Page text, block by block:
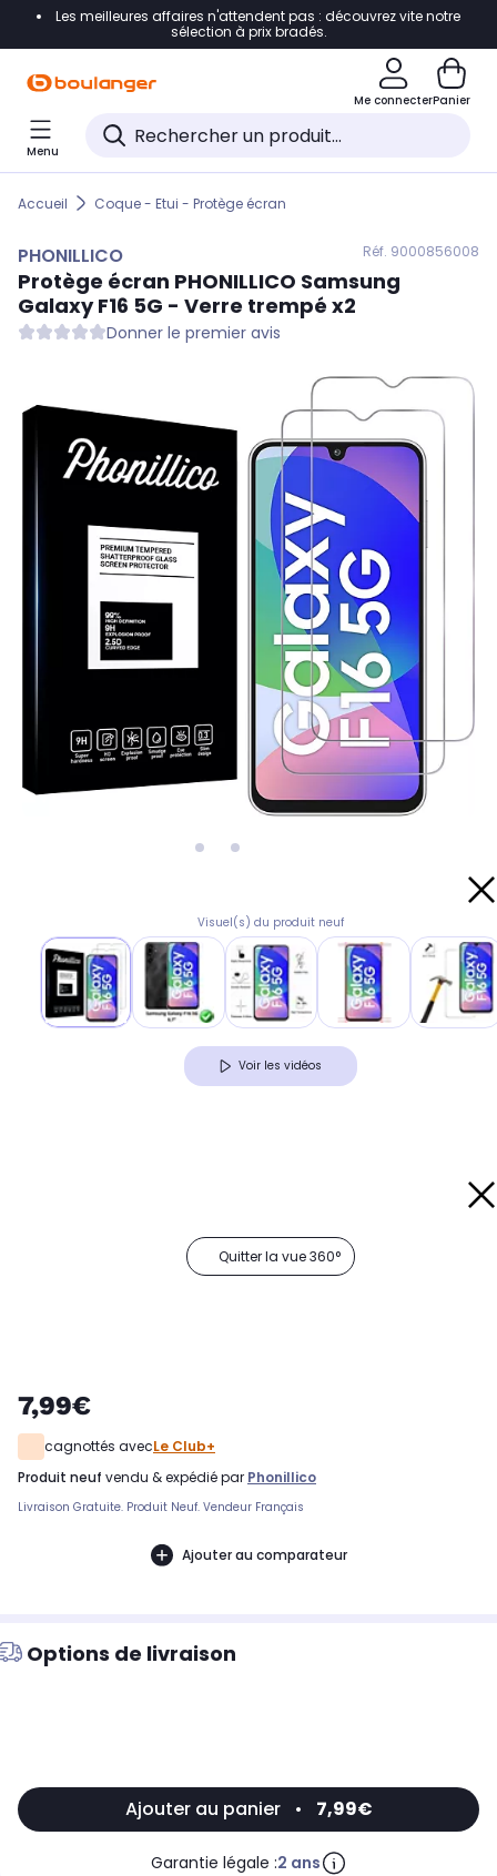
Accéder directement à la navigation
Accéder directement au pied de page
Accéder directement au chatbot
Les meilleures affaires n'attendent pas : découvrez vite notre
sélection à prix bradés.
Me connecterPanier
Menu
Accueil Coque - Etui - Protège écran
PHONILLICO Réf. 9000856008
Protège écran PHONILLICO Samsung
Galaxy F16 5G - Verre trempé x2
Donner le premier avis
Visuel(s) du produit neuf
Voir les vidéos
Quitter la vue 360°
7,99€
cagnottés avecLe Club+
produit neuf vendu & expédié par Phonillico
Livraison Gratuite. Produit Neuf. Vendeur Français
Ajouter au comparateur
Options de livraison
Ajouter au panier • 7,99€
Garantie légale :2 ans